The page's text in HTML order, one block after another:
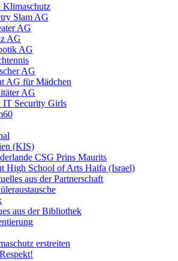
Slam AG
AG
AG
AG
AG
AG für Mädchen
AG
IT Security Girls
(KIS)
CSG Prins Maurits
High School of Arts Haifa (Israel)
aus der Partnerschaft
aus der Bibliothek
erstreiten